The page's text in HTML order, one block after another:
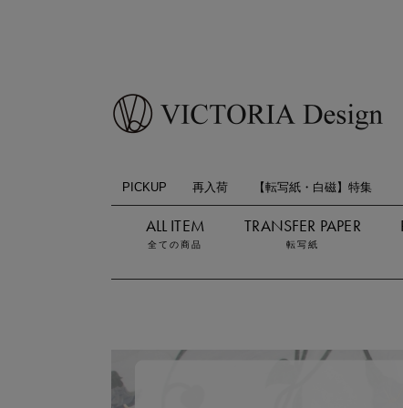
PICKUP 再入荷 【転写紙・白磁】特集
全ての商品 転写紙